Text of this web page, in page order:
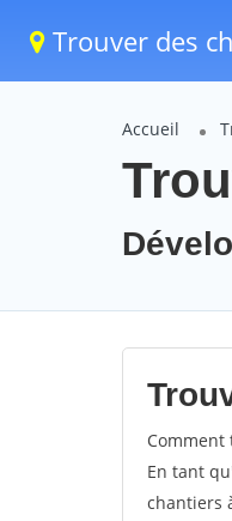
Trouver des
Accueil
Comment
En tant
chantiers